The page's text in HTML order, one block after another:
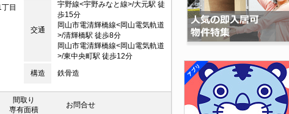
目
交通
宇野線<宇野みなと線>/大元駅 徒
歩15分
岡山市電清輝橋線<岡山電気軌道
>/清輝橋駅 徒歩8分
岡山市電清輝橋線<岡山電気軌道
>/東中央町駅 徒歩12分
構造 鉄骨造
間取り
専有面積
お問合せ